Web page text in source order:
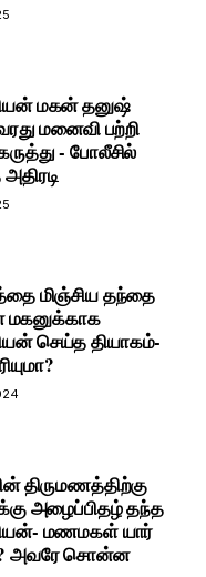
மகன் தனுஷ்
மனைவி பற்றி
- போலீசில்
மிஞ்சிய தந்தை
மகனுக்காக
செய்த தியாகம்-
திருமணத்திற்கு
அழைப்பிதழ் தந்த
மணமகள் யார்
அவரே சொன்ன